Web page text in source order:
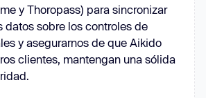
y Thoropass) para sincronizar
datos sobre los controles de
y asegurarnos de que Aikido
clientes, mantengan una sólida